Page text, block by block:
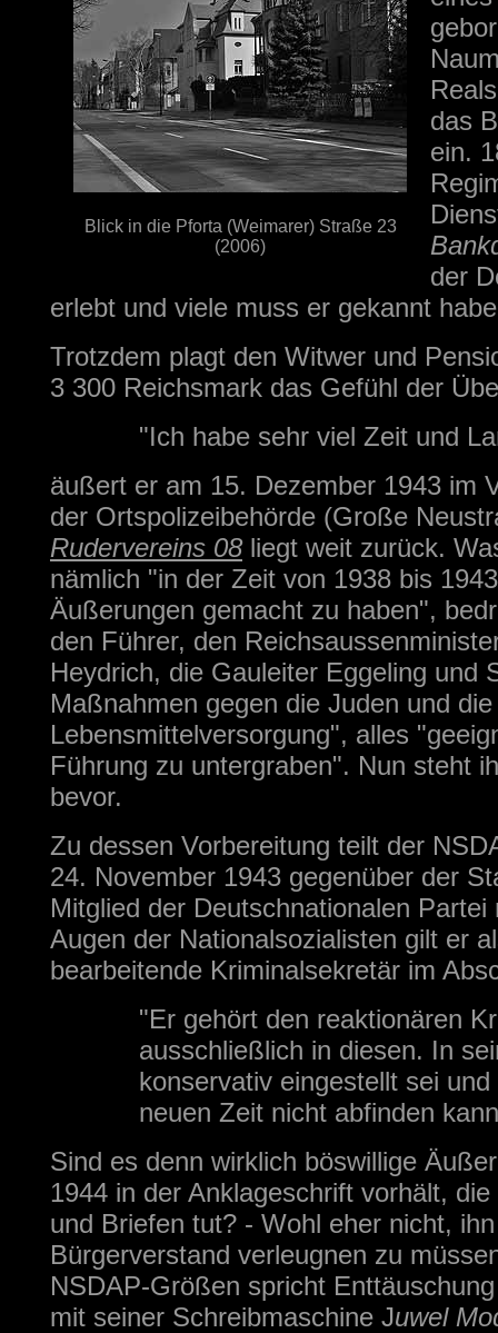
Blick in die Pforta (Weimarer) Straße 23
(2006)
das
ein.
der
erlebt und viele muss er gekannt
Trotzdem plagt den Witwer und
3 300 Reichsmark das Gefühl der
"Ich habe sehr viel Zeit und
äußert er am 15. Dezember 1943 im
der Ortspolizeibehörde (Große
Rudervereins 08liegt weit zurück.
nämlich "in der Zeit von 1938 bis
Äußerungen gemacht zu haben",
den Führer, den
Heydrich, die Gauleiter Eggeling und
Maßnahmen gegen die Juden und
Lebensmittelversorgung", alles "
Führung zu untergraben". Nun steht
bevor.
Zu dessen Vorbereitung teilt der
24. November 1943 gegenüber der
Mitglied der Deutschnationalen
Augen der Nationalsozialisten gilt er
bearbeitende Kriminalsekretär im
"Er gehört den reaktionären
ausschließlich in diesen. In
konservativ eingestellt sei
neuen Zeit nicht abfinden
Sind es denn wirklich böswillige
1944 in der Anklageschrift vorhält,
und Briefen tut? - Wohl eher nicht,
Bürgerverstand verleugnen zu
NSDAP-Größen spricht
mit seiner Schreibmaschine Juwel